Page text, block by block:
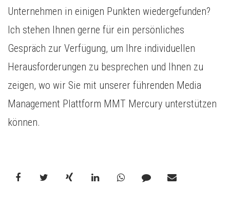
Unternehmen in einigen Punkten wiedergefunden?
Ich stehen Ihnen gerne für ein persönliches
Gespräch zur Verfügung, um Ihre individuellen
Herausforderungen zu besprechen und Ihnen zu
zeigen, wo wir Sie mit unserer führenden Media
Management Plattform MMT Mercury unterstützen
können.